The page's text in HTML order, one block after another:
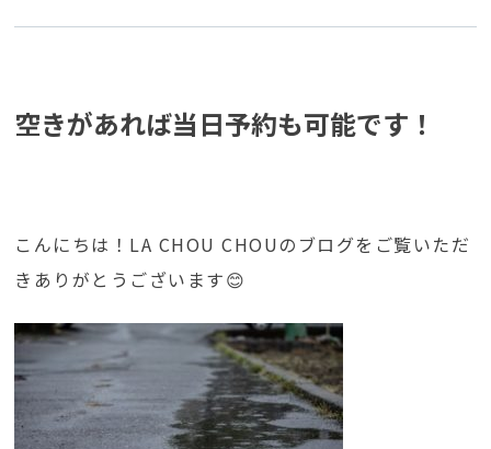
空きがあれば当日予約も可能です！
こんにちは！LA CHOU CHOUのブログをご覧いただ
きありがとうございます😊